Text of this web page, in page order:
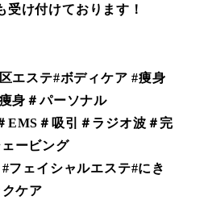
受け付けております！
エステ#ボディケア #痩身
身＃パーソナル
EMS＃吸引＃ラジオ波＃完
ービング
フェイシャルエステ#にき
ケア